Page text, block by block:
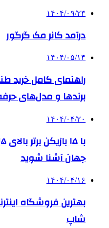
۱۴۰۴/۰۹/۲۳
درآمد کانر مک گرگور
۱۴۰۴/۰۵/۱۴
راهنمای کامل خرید
برندها و مدل‌های
۱۴۰۴/۰۴/۲۰
جهان آشنا شوید
۱۴۰۴/۰۴/۱۶
بهترین فروشگاه
شاپ